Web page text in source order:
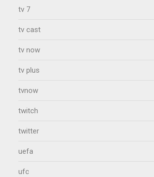
tv 7
tv cast
tv now
tv plus
tvnow
twitch
twitter
uefa
ufc